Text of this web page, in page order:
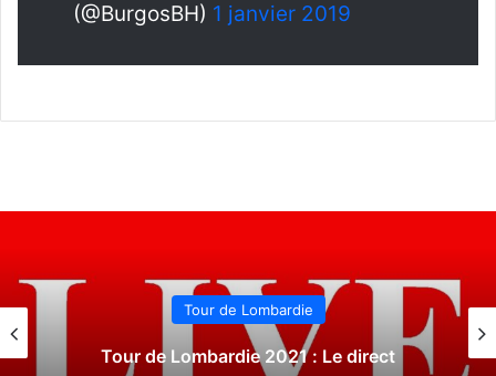
(@BurgosBH) 1 janvier 2019
Tour de Lombardie
Tour de Lombardie 2021 : Le direct